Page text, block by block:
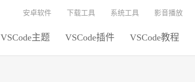
VSCode主题 VSCode插件 VSCode教程
安卓软件 下载工具 系统工具 影音播放